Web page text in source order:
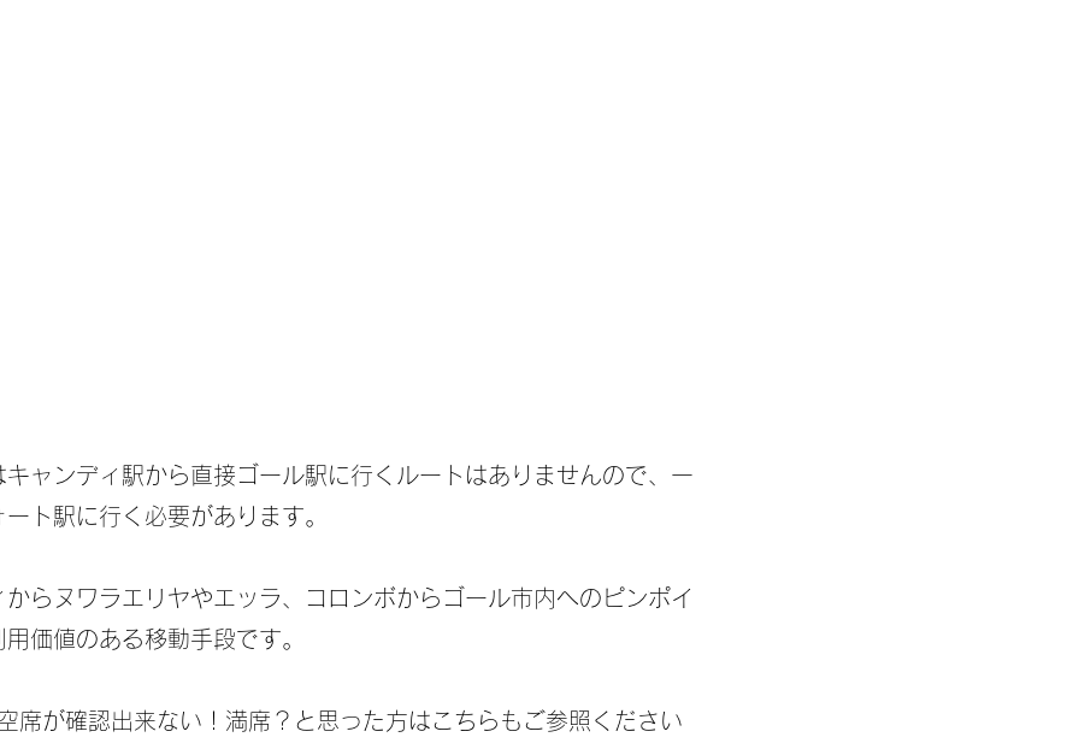
ャンディ駅から直接ゴール駅に行くルートはありませんので、一
ト駅に行く必要があります。
らヌワラエリヤやエッラ、コロンボからゴール市内へのピンポイ
価値のある移動手段です。
席が確認出来ない！満席？と思った方はこちらもご参照ください